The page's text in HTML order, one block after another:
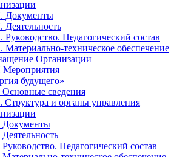
Документы
Педагогический состав
техническое обеспечение
Организации
будущего»
сведения
и органы управления
Педагогический состав